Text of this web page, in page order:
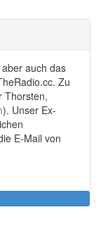
auch das
Zu
Thorsten,
). Unser Ex-
E-Mail von
Time Stories,